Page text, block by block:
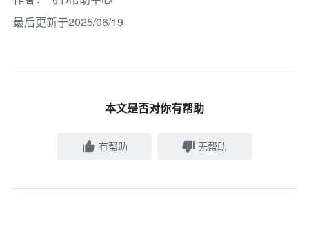
最后更新于2025/06/19
本文是否对你有帮助
有帮助 无帮助